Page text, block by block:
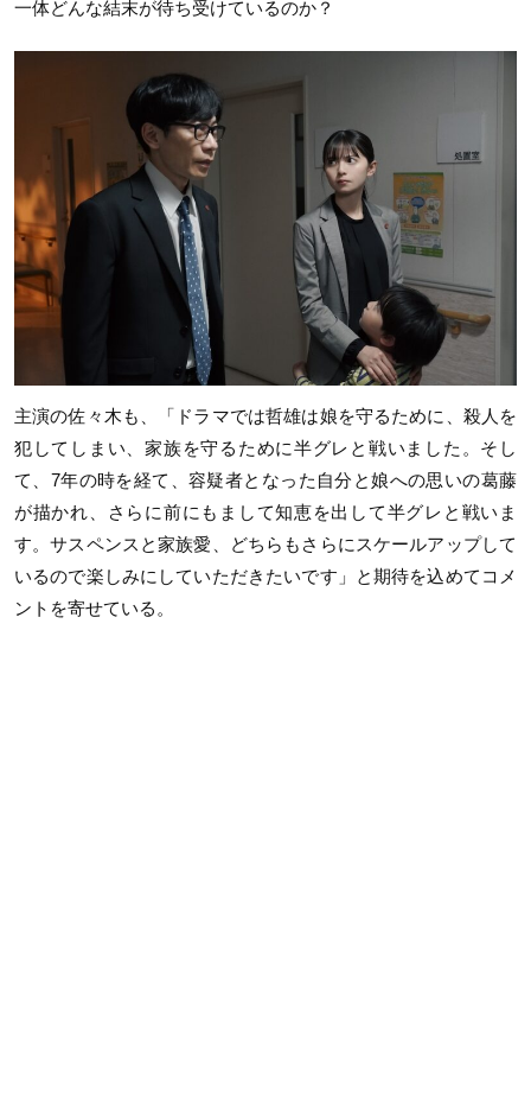
一体どんな結末が待ち受けているのか？
主演の佐々木も、「ドラマでは哲雄は娘を守るために、殺人を
犯してしまい、家族を守るために半グレと戦いました。そし
て、7年の時を経て、容疑者となった自分と娘への思いの葛藤
が描かれ、さらに前にもまして知恵を出して半グレと戦いま
す。サスペンスと家族愛、どちらもさらにスケールアップして
いるので楽しみにしていただきたいです」と期待を込めてコメ
ントを寄せている。